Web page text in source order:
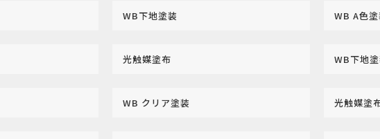
WB下地塗装 WB A色塗
光触媒塗布 WB下地
WB クリア塗装 光触媒塗